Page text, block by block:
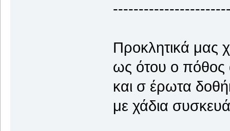
Προκλητικά μας
ως ότου ο πόθος
και σ έρωτα
με χάδια